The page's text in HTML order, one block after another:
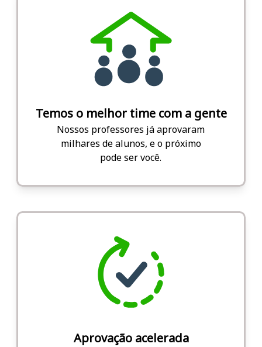
Temos o melhor time com a gente
Nossos professores já aprovaram
milhares de alunos, e o próximo
pode ser você.
Aprovação acelerada